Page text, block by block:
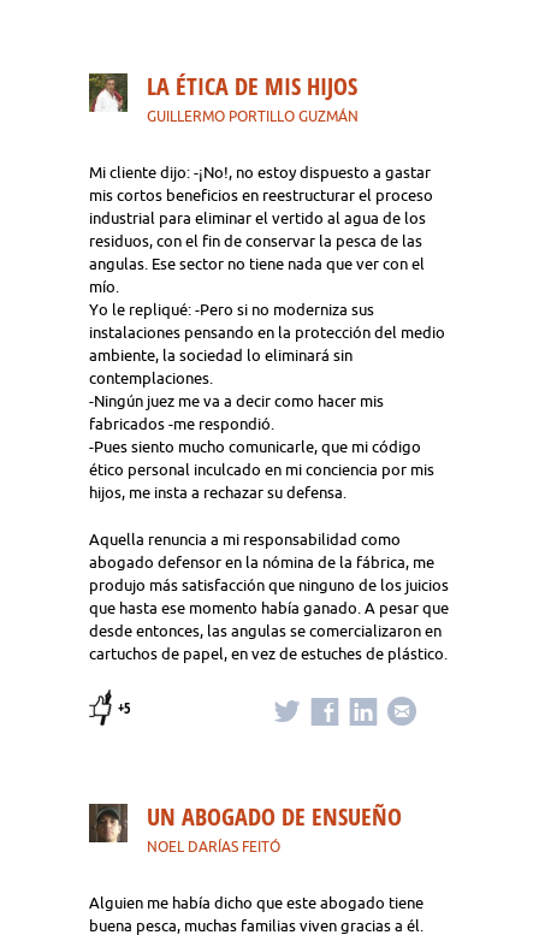
LA ÉTICA DE MIS HIJOS
GUILLERMO PORTILLO GUZMÁN
Mi cliente dijo: -¡No!, no estoy dispuesto a gastar
mis cortos beneficios en reestructurar el proceso
industrial para eliminar el vertido al agua de los
residuos, con el fin de conservar la pesca de las
angulas. Ese sector no tiene nada que ver con el
mío.
Yo le repliqué: -Pero si no moderniza sus
instalaciones pensando en la protección del medio
ambiente, la sociedad lo eliminará sin
contemplaciones.
-Ningún juez me va a decir como hacer mis
fabricados -me respondió.
-Pues siento mucho comunicarle, que mi código
ético personal inculcado en mi conciencia por mis
hijos, me insta a rechazar su defensa.
Aquella renuncia a mi responsabilidad como
abogado defensor en la nómina de la fábrica, me
produjo más satisfacción que ninguno de los juicios
que hasta ese momento había ganado. A pesar que
desde entonces, las angulas se comercializaron en
cartuchos de papel, en vez de estuches de plástico.
+5
UN ABOGADO DE ENSUEÑO
NOEL DARÍAS FEITÓ
Alguien me había dicho que este abogado tiene
buena pesca, muchas familias viven gracias a él.